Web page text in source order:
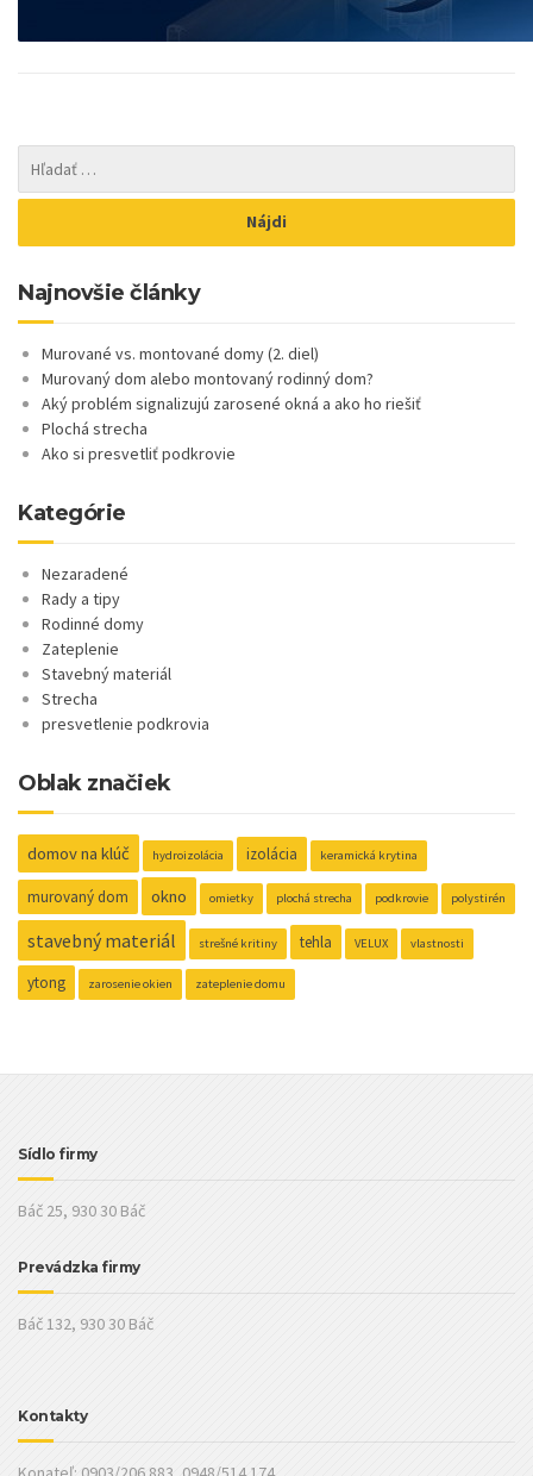
Najnovšie články
Murované vs. montované domy (2. diel)
Murovaný dom alebo montovaný rodinný dom?
Aký problém signalizujú zarosené okná a ako ho riešiť
Plochá strecha
Ako si presvetliť podkrovie
Kategórie
Nezaradené
Rady a tipy
Rodinné domy
Zateplenie
Stavebný materiál
Strecha
presvetlenie podkrovia
Oblak značiek
domov na klúč hydroizolácia izolácia keramická krytina
murovaný dom okno omietky plochá strecha podkrovie polystirén
stavebný materiál strešné kritiny tehla VELUX vlastnosti
ytong zarosenie okien zateplenie domu
Sídlo firmy
Báč 25, 930 30 Báč
Prevádzka firmy
Báč 132, 930 30 Báč
Kontakty